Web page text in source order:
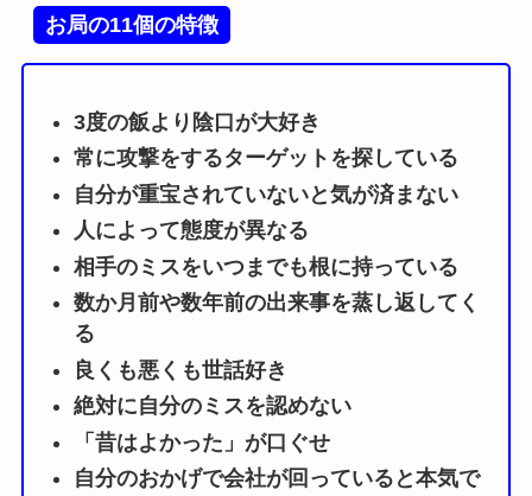
お局の11個の特徴
3度の飯より陰口が大好き
常に攻撃をするターゲットを探している
自分が重宝されていないと気が済まない
人によって態度が異なる
相手のミスをいつまでも根に持っている
数か月前や数年前の出来事を蒸し返してく
る
良くも悪くも世話好き
絶対に自分のミスを認めない
「昔はよかった」が口ぐせ
自分のおかげで会社が回っていると本気で